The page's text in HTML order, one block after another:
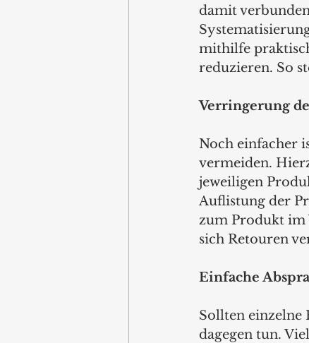
damit
mithilfe
reduzieren. So
Verringerung
Noch einfacher
vermeiden.
jeweiligen
Auflistung der
zum Produkt im
sich Retouren
Einfache
Sollten einzelne
dagegen tun.